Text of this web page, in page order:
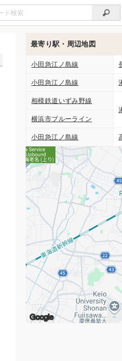
最寄り駅・周辺地図
小田急江ノ島線
小田急江ノ島線
相模鉄道いずみ野線
横浜市ブルーライン
小田急江ノ島線
Google